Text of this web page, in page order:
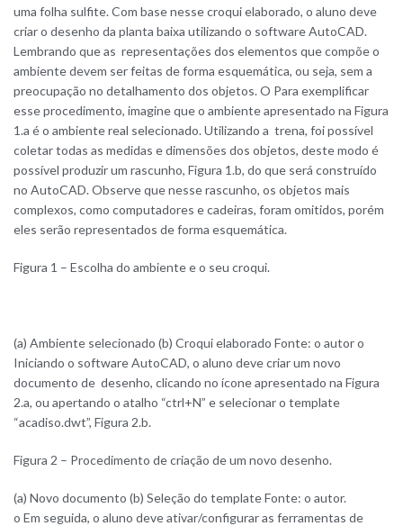
uma folha sulfite. Com base nesse croqui elaborado, o aluno deve
criar o desenho da planta baixa utilizando o software AutoCAD.
Lembrando que as representações dos elementos que compõe o
ambiente devem ser feitas de forma esquemática, ou seja, sem a
preocupação no detalhamento dos objetos. O Para exemplificar
esse procedimento, imagine que o ambiente apresentado na Figura
1.a é o ambiente real selecionado. Utilizando a trena, foi possível
coletar todas as medidas e dimensões dos objetos, deste modo é
possível produzir um rascunho, Figura 1.b, do que será construído
no AutoCAD. Observe que nesse rascunho, os objetos mais
complexos, como computadores e cadeiras, foram omitidos, porém
eles serão representados de forma esquemática.
Figura 1 – Escolha do ambiente e o seu croqui.
(a) Ambiente selecionado (b) Croqui elaborado Fonte: o autor o
Iniciando o software AutoCAD, o aluno deve criar um novo
documento de desenho, clicando no ícone apresentado na Figura
2.a, ou apertando o atalho “ctrl+N” e selecionar o template
“acadiso.dwt”, Figura 2.b.
Figura 2 – Procedimento de criação de um novo desenho.
(a) Novo documento (b) Seleção do template Fonte: o autor.
o Em seguida, o aluno deve ativar/configurar as ferramentas de